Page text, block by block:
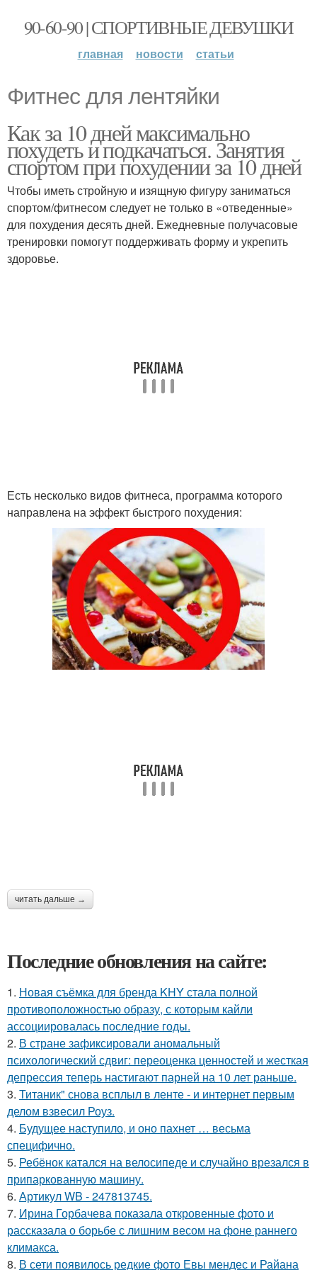
90-60-90 | СПОРТИВНЫЕ ДЕВУШКИ
главная новости статьи
Фитнес для лентяйки
Как за 10 дней максимально
похудеть и подкачаться. Занятия
спортом при похудении за 10 дней
Чтобы иметь стройную и изящную фигуру заниматься
спортом/фитнесом следует не только в «отведенные»
для похудения десять дней. Ежедневные получасовые
тренировки помогут поддерживать форму и укрепить
здоровье.
Есть несколько видов фитнеса, программа которого
направлена на эффект быстрого похудения:
читать дальше →
Последние обновления на сайте:
1. Новая съёмка для бренда KHY стала полной
противоположностью образу, с которым кайли
ассоциировалась последние годы.
2. В стране зафиксировали аномальный
психологический сдвиг: переоценка ценностей и жесткая
депрессия теперь настигают парней на 10 лет раньше.
3. Титаник" снова всплыл в ленте - и интернет первым
делом взвесил Роуз.
4. Будущее наступило, и оно пахнет … весьма
специфично.
5. Ребёнок катался на велосипеде и случайно врезался в
припаркованную машину.
6. Артикул WB - 247813745.
7. Ирина Горбачева показала откровенные фото и
рассказала о борьбе с лишним весом на фоне раннего
климакса.
8. В сети появилось редкие фото Евы мендес и Райана